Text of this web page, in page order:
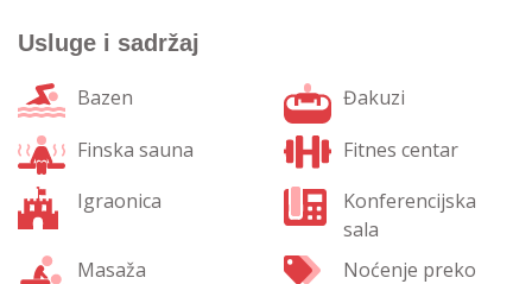
Usluge i sadržaj
Bazen
Đakuzi
Finska sauna
Fitnes centar
Igraonica
Konferencijska
sala
Masaža
Noćenje preko